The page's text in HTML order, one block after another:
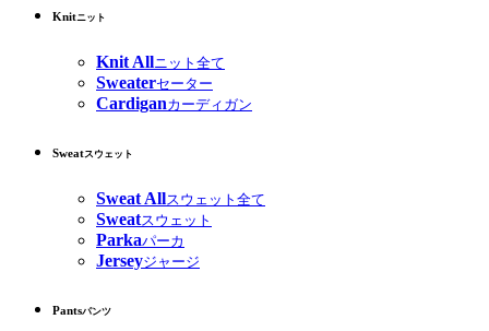
Knitニット
Knit Allニット全て
Sweaterセーター
Cardiganカーディガン
Sweatスウェット
Sweat Allスウェット全て
Sweatスウェット
Parkaパーカ
Jerseyジャージ
Pantsパンツ